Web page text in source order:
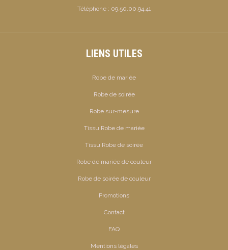
Téléphone : 09.50.00.94.41
LIENS UTILES
Robe de mariée
Robe de soirée
Robe sur-mesure
Tissu Robe de mariée
Tissu Robe de soirée
Robe de mariée de couleur
Robe de soirée de couleur
Promotions
Contact
FAQ
Mentions légales